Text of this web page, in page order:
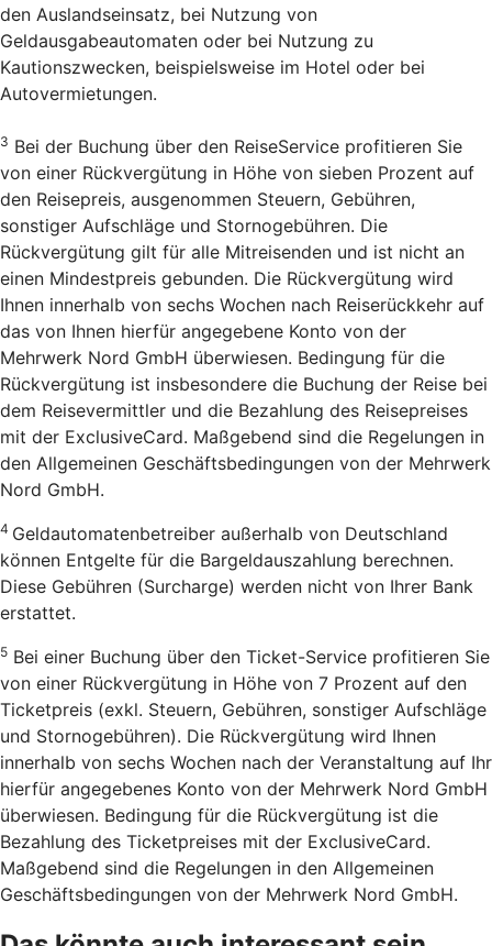
den Auslandseinsatz, bei Nutzung von
Geldausgabeautomaten oder bei Nutzung zu
Kautionszwecken, beispielsweise im Hotel oder bei
Autovermietungen.
3 Bei der Buchung über den Reise­Service profitieren Sie
von einer Rückvergütung in Höhe von sieben Prozent auf
den Reisepreis, ausgenommen Steuern, Gebühren,
sonstiger Aufschläge und Stornogebühren. Die
Rückvergütung gilt für alle Mitreisenden und ist nicht an
einen Mindestpreis gebunden. Die Rückvergütung wird
Ihnen innerhalb von sechs Wochen nach Reiserückkehr auf
das von Ihnen hierfür angegebene Konto von der
Mehrwerk Nord GmbH überwiesen. Bedingung für die
Rückvergütung ist insbesondere die Buchung der Reise bei
dem Reisevermittler und die Bezahlung des Reisepreises
mit der ExclusiveCard. Maßgebend sind die Regelungen in
den Allgemeinen Geschäftsbedingungen von der Mehrwerk
Nord GmbH.
4 Geldautomatenbetreiber außerhalb von Deutschland
können Entgelte für die Bargeldauszahlung berechnen.
Diese Gebühren (Surcharge) werden nicht von Ihrer Bank
erstattet.
5 Bei einer Buchung über den Ticket-Service profitieren Sie
von einer Rückvergütung in Höhe von 7 Prozent auf den
Ticketpreis (exkl. Steuern, Gebühren, sonstiger Aufschläge
und Stornogebühren). Die Rückvergütung wird Ihnen
innerhalb von sechs Wochen nach der Veranstaltung auf Ihr
hierfür angegebenes Konto von der Mehrwerk Nord GmbH
überwiesen. Bedingung für die Rückvergütung ist die
Bezahlung des Ticketpreises mit der ExclusiveCard.
Maßgebend sind die Regelungen in den Allgemeinen
Geschäftsbedingungen von der Mehrwerk Nord GmbH.